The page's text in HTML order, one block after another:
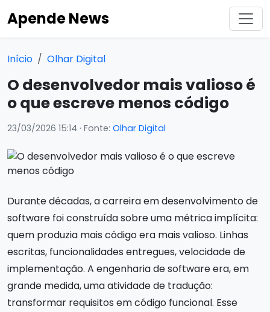
Apende News
Início Olhar Digital
O desenvolvedor mais valioso é
o que escreve menos código
23/03/2026 15:14 · Fonte: Olhar Digital
Durante décadas, a carreira em desenvolvimento de
software foi construída sobre uma métrica implícita:
quem produzia mais código era mais valioso. Linhas
escritas, funcionalidades entregues, velocidade de
implementação. A engenharia de software era, em
grande medida, uma atividade de tradução:
transformar requisitos em código funcional. Esse